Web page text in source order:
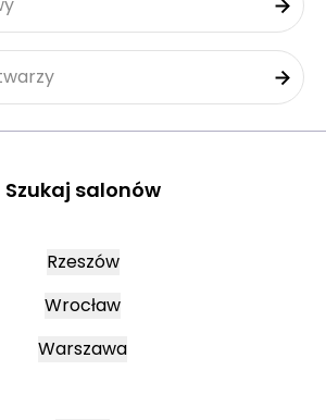
Szukaj salonów
Rzeszów
Wrocław
Warszawa